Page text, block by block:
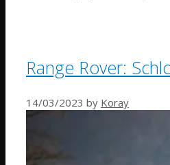
Range Rover:
14/03/2023 by Koray